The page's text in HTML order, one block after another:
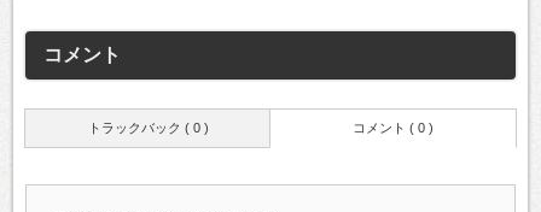
コメント
トラックバック ( 0 ) コメント ( 0 )